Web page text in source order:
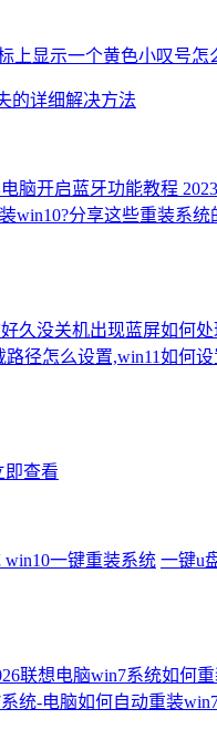
上显示一个黄色小叹号怎
的详细解决方法
脑开启蓝牙功能教程
win10?分享这些重装系统
久没关机出现蓝屏如何处
路径怎么设置,win11如何
即查看
win10一键重装系统 一键u
联想电脑win7系统如何
统-电脑如何自动重装